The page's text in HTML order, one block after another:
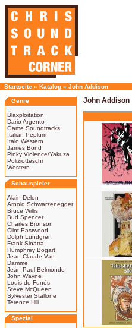
Startseite » Katalog » John Addison
Genre
Blaxploitation
Dario Argento
Game Soundtracks
Italian Peplum
Italo Western
James Bond
Pinky Violence/Yakuza
Poliziotteschi
Western
Schauspieler
Alain Delon
Arnold Schwarzenegger
Bruce Willis
Bud Spencer
Charles Bronson
Clint Eastwood
Dolph Lundgren
Frank Sinatra
Humphrey Bogart
Jean-Claude Van
Damme
Jean-Paul Belmondo
John Wayne
Louis de Funès
Steve McQueen
Sylvester Stallone
Terence Hill
Spezial
John Addison